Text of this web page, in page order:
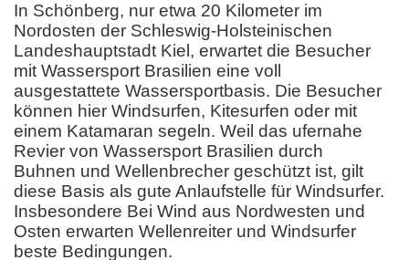
In Schönberg, nur etwa 20 Kilometer im
Nordosten der Schleswig-Holsteinischen
Landeshauptstadt Kiel, erwartet die Besucher
mit Wassersport Brasilien eine voll
ausgestattete Wassersportbasis. Die Besucher
können hier Windsurfen, Kitesurfen oder mit
einem Katamaran segeln. Weil das ufernahe
Revier von Wassersport Brasilien durch
Buhnen und Wellenbrecher geschützt ist, gilt
diese Basis als gute Anlaufstelle für Windsurfer.
Insbesondere Bei Wind aus Nordwesten und
Osten erwarten Wellenreiter und Windsurfer
beste Bedingungen.